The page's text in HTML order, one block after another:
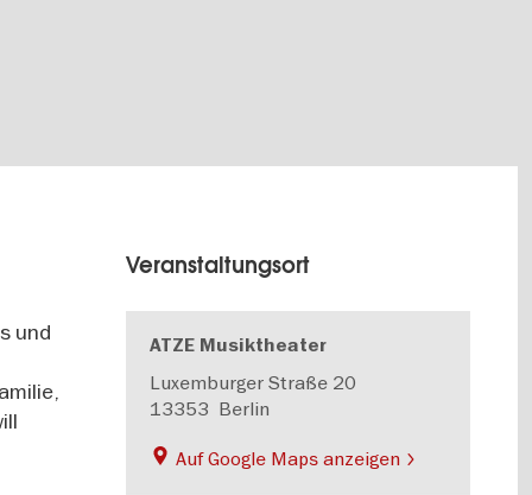
und
Veranstaltungsort
ATZE Musiktheater
Luxemburger Straße 20
13353 Berlin
Auf Google Maps anzeigen